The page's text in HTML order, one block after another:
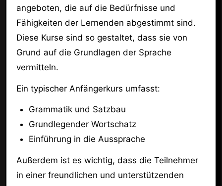
angeboten, die auf die Bedürfnisse und
Fähigkeiten der Lernenden abgestimmt sind.
Diese Kurse sind so gestaltet, dass sie von
Grund auf die Grundlagen der Sprache
vermitteln.
Ein typischer Anfängerkurs umfasst:
Grammatik und Satzbau
Grundlegender Wortschatz
Einführung in die Aussprache
Außerdem ist es wichtig, dass die Teilnehmer
in einer freundlichen und unterstützenden